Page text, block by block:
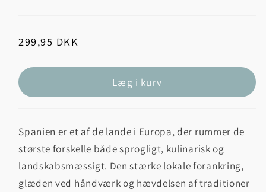
Normalpris
299,95 DKK
Læg i kurv
Spanien er et af de lande i Europa, der rummer de
største forskelle både sprogligt, kulinarisk og
landskabsmæssigt. Den stærke lokale forankring,
glæden ved håndværk og hævdelsen af traditioner